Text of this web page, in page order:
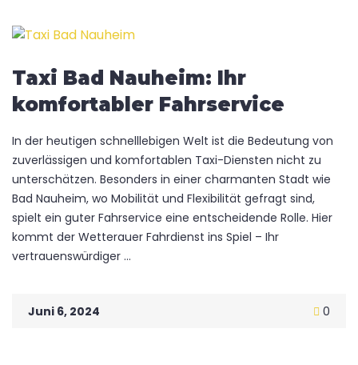
Taxi Bad Nauheim: Ihr
komfortabler Fahrservice
In der heutigen schnelllebigen Welt ist die Bedeutung von
zuverlässigen und komfortablen Taxi-Diensten nicht zu
unterschätzen. Besonders in einer charmanten Stadt wie
Bad Nauheim, wo Mobilität und Flexibilität gefragt sind,
spielt ein guter Fahrservice eine entscheidende Rolle. Hier
kommt der Wetterauer Fahrdienst ins Spiel – Ihr
vertrauenswürdiger ...
Juni 6, 2024 0